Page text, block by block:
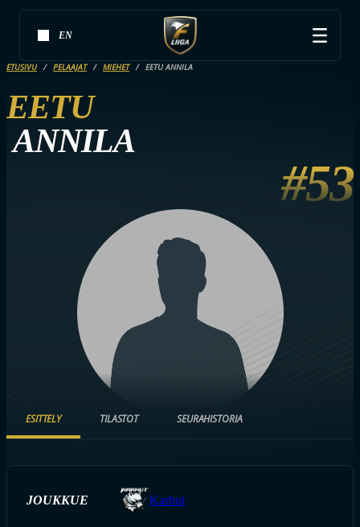
EN
ETUSIVU PELAAJAT MIEHET EETU ANNILA
EETU
ANNILA
#53
ESITTELY TILASTOT SEURAHISTORIA
JOUKKUE Karhut